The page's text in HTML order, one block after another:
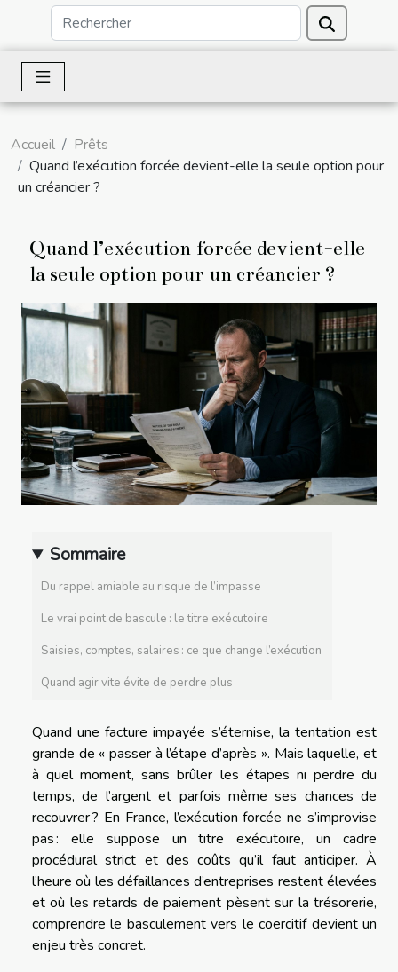
Accueil
Prêts
Quand l’exécution forcée devient-elle la seule option pour
un créancier ?
Quand l’exécution forcée devient-elle
la seule option pour un créancier ?
Sommaire
Du rappel amiable au risque de l’impasse
Le vrai point de bascule : le titre exécutoire
Saisies, comptes, salaires : ce que change l’exécution
Quand agir vite évite de perdre plus
Quand une facture impayée s’éternise, la tentation est
grande de « passer à l’étape d’après ». Mais laquelle, et
à quel moment, sans brûler les étapes ni perdre du
temps, de l’argent et parfois même ses chances de
recouvrer ? En France, l’exécution forcée ne s’improvise
pas : elle suppose un titre exécutoire, un cadre
procédural strict et des coûts qu’il faut anticiper. À
l’heure où les défaillances d’entreprises restent élevées
et où les retards de paiement pèsent sur la trésorerie,
comprendre le basculement vers le coercitif devient un
enjeu très concret.